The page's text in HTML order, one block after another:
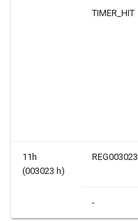
TIMER_HIT
11h
(003023 h)
REG003023
-